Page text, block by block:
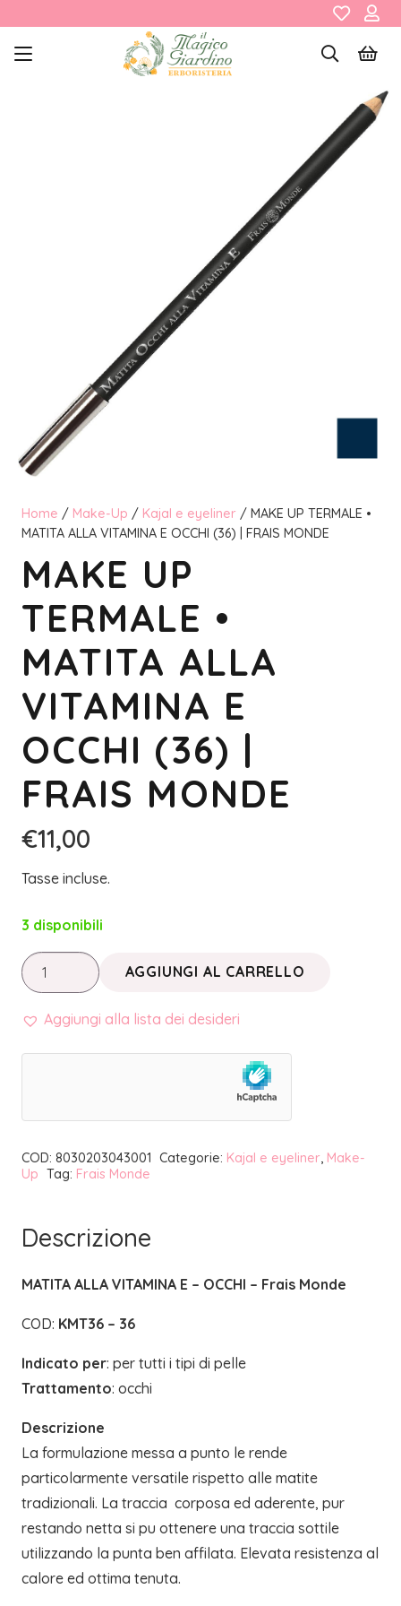
Home / Make-Up / Kajal e eyeliner / MAKE UP TERMALE •
MATITA ALLA VITAMINA E OCCHI (36) | FRAIS MONDE
MAKE UP
TERMALE •
MATITA ALLA
VITAMINA E
OCCHI (36) |
FRAIS MONDE
€11,00
Tasse incluse.
3 disponibili
MAKE
UP
TERMALE
OCCHI
FRAIS
quantità
AGGIUNGI AL CARRELLO
Aggiungi alla lista dei desideri
COD: 8030203043001 Categorie: Kajal e eyeliner, Make-
Up Tag: Frais Monde
Descrizione
MATITA ALLA VITAMINA E – OCCHI – Frais Monde
COD: KMT36 – 36
Indicato per: per tutti i tipi di pelle
Trattamento: occhi
Descrizione
La formulazione messa a punto le rende
particolarmente versatile rispetto alle matite
tradizionali. La traccia  corposa ed aderente, pur
restando netta si pu ottenere una traccia sottile
utilizzando la punta ben affilata. Elevata resistenza al
calore ed ottima tenuta.